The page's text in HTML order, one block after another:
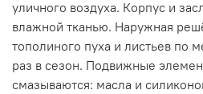
уличного воздуха. Корпус и
влажной тканью. Наружная
тополиного пуха и листьев по
раз в сезон. Подвижные
смазываются: масла и